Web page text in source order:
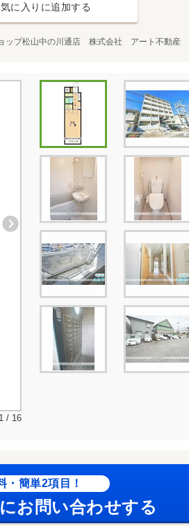
に入りに追加する
ップ松山中の川通店 株式会社 アート不動産
1 / 16
・簡単2項目！
お問い合わせする